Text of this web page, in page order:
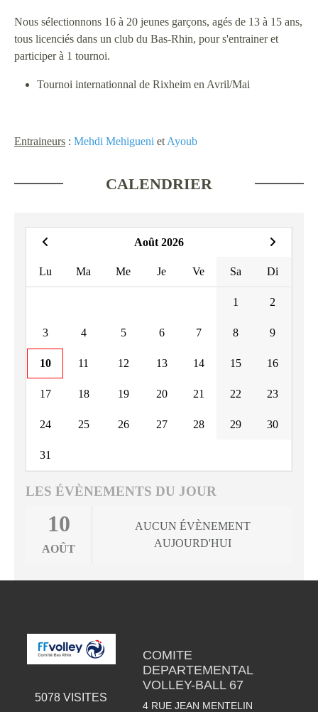
Nous sélectionnons 16 à 20 jeunes garçons, agés de 13 à 15 ans,
tous licenciés dans un club du Bas-Rhin, pour s'entrainer et
participer à 1 tournoi.
Tournoi internationnal de Rixheim en Avril/Mai
Entraineurs : Mehdi Mehigueni et Ayoub
CALENDRIER
Août 2026
Lu Ma Me Je Ve Sa Di
1 2
3 4 5 6 7 8 9
10 11 12 13 14 15 16
17 18 19 20 21 22 23
24 25 26 27 28 29 30
31
LES ÉVÈNEMENTS DU JOUR
10
AOÛT
AUCUN ÉVÈNEMENT
AUJOURD'HUI
5078 VISITES
COMITE
DEPARTEMENTAL
VOLLEY-BALL 67
4 RUE JEAN MENTELIN